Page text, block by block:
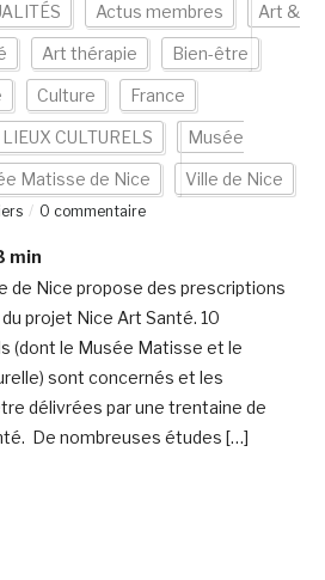
Actus membres Art &
Art thérapie Bien-être
Culture France
LIEUX CULTURELS Musée
Matisse de Nice Ville de Nice
0 commentaire
min
de Nice propose des prescriptions
projet Nice Art Santé. 10
(dont le Musée Matisse et le
sont concernés et les
délivrées par une trentaine de
De nombreuses études […]